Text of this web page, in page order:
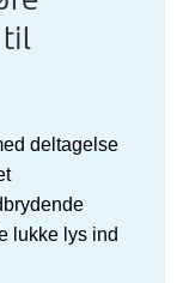
deltagelse
lukke lys ind